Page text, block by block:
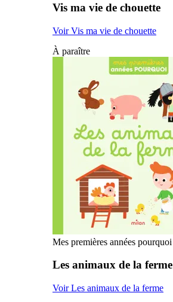
Vis ma vie de chouette
Voir Vis ma vie de chouette
À paraître
Mes premières années pourquoi
Les animaux de la ferme
Voir Les animaux de la ferme